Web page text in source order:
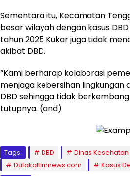
Sementara itu, Kecamatan
besar wilayah dengan kasus
tahun 2025 Kukar juga tidak
akibat DBD.
“Kami berharap kolaborasi
menjaga kebersihan lingkungan
DBD sehingga tidak
tutupnya. (and)
Tags: DBD Dinas Kesehatan
Dutakaltimnews.com
Kasus